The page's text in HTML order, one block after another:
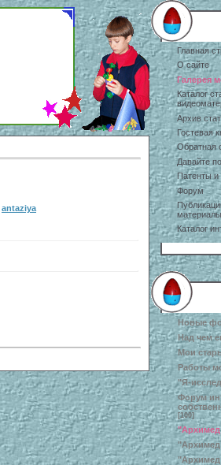
antaziya
Главная
О сайте
Галерея
Каталог
Архив
Гостевая
Обратная
Давайте
Патенты
Форум
Каталог
Новые
Над чем
Мои
Работы
"Я-
Форум
[100]
"Архимед
"Архимед
"Архимед